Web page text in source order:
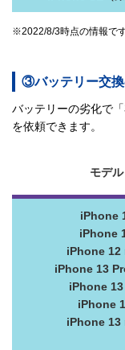
※2022/8/3時点の情報です
③バッテリー交
バッテリーの劣化で
を依頼できます。
モデル
iPhone
iPhone
iPhone 12
iPhone 13
iPhone 13
iPhone
iPhone 13